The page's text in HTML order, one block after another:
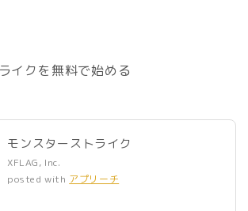
イクを無料で始める
モンスターストライク
XFLAG, Inc.
posted with アプリーチ